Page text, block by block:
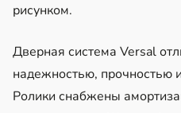
рисунком.
Дверная система Versal
надежностью, прочностью
Ролики снабжены